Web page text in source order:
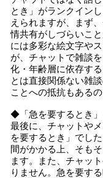
とき」がランクイン
えられますが、まず
情共有がしづらいこ
には多彩な絵文字や
が、チャットで雑談
化・年齢層に依存す
とは直接関係ない雑
ことへの抵抗もある
◆「急を要するとき」
最後に、チャットや
を要するとき」でし
間がかかる上、そも
ます。また、チャッ
りません。急を要す